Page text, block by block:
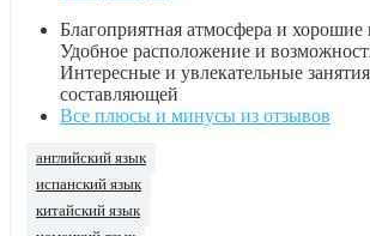
Благоприятная атмосфера и хорошие
Удобное расположение и
Интересные и увлекательные
составляющей
Все плюсы и минусы из отзывов
английский язык
испанский язык
китайский язык